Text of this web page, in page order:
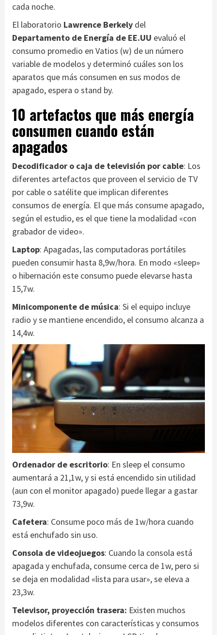
cada noche.
El laboratorio Lawrence Berkely del
Departamento de Energía de EE.UU evaluó el
consumo promedio en Vatios (w) de un número
variable de modelos y determinó cuáles son los
aparatos que más consumen en sus modos de
apagado, espera o stand by.
10 artefactos que más energía
consumen cuando están
apagados
Decodificador o caja de televisión por cable: Los
diferentes artefactos que proveen el servicio de TV
por cable o satélite que implican diferentes
consumos de energía. El que más consume apagado,
según el estudio, es el que tiene la modalidad «con
grabador de video».
Laptop: Apagadas, las computadoras portátiles
pueden consumir hasta 8,9w/hora. En modo «sleep»
o hibernación este consumo puede elevarse hasta
15,7w.
Minicomponente de música: Si el equipo incluye
radio y se mantiene encendido, el consumo alcanza a
14,4w.
Ordenador de escritorio: En sleep el consumo
aumentará a 21,1w, y si está encendido sin utilidad
(aun con el monitor apagado) puede llegar a gastar
73,9w.
Cafetera: Consume poco más de 1w/hora cuando
está enchufado sin uso.
Consola de videojuegos: Cuando la consola está
apagada y enchufada, consume cerca de 1w, pero si
se deja en modalidad «lista para usar», se eleva a
23,3w.
Televisor, proyección trasera: Existen muchos
modelos diferentes con características y consumos